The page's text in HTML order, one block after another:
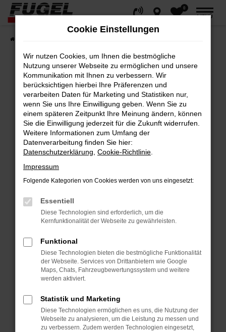
Zum
Hauptinhalt
springen
0
MENÜ
Fehler: Network Error
Beim Laden ist ein Fehler aufgetreten.
Hier sind ein paar Tipps, die dir helfen können:
Überprüfe deine Firewall und deine
Internetverbindung.
Laden andere Webseiten, zum Beispiel
deine Suchmaschine?
Prüfe deine Browsererweiterungen.
Manche Erweiterungen, wie Werbeblocker,
können das Laden bestimmter Seiten
anderen Browser oder in einem privaten
Fenster?
Starte dein Gerät neu.
vorübergehende Probleme zu beheben.
Stelle sicher, dass dein Browser und dein
Betriebssystem auf dem neuesten Stand
Cookie Einstellungen
Wir nutzen Cookies, um Ihnen die bestmögliche
Nutzung unserer Webseite zu ermöglichen und unsere
Kommunikation mit Ihnen zu verbessern. Wir
berücksichtigen hierbei Ihre Präferenzen und
verarbeiten Daten für Marketing und Statistiken nur,
wenn Sie uns Ihre Einwilligung geben. Wenn Sie zu
einem späteren Zeitpunkt Ihre Meinung ändern, können
Sie die Einwilligung jederzeit für die Zukunft widerrufen.
Weitere Informationen zum Umfang der
Datenverarbeitung finden Sie hier:
Datenschutzerklärung Cookie-Richtlinie
Impressum
Folgende Kategorien von Cookies werden von uns eingesetzt:
Essentiell
Diese Technologien sind erforderlich, um die
Kernfunktionalität der Webseite zu gewährleisten.
Funktional
Diese Technologien bieten die bestmögliche Funktionalität
der Webseite. Services von Drittanbietern wie Google
Maps, Chats, Fahrzeugbewertungssystem und weitere
werden aktiviert.
Statistik und Marketing
Diese Technologien ermöglichen es uns, die Nutzung der
Webseite zu analysieren, um die Leistung zu messen und
zu verbessern. Zudem werden Technologien eingesetzt,